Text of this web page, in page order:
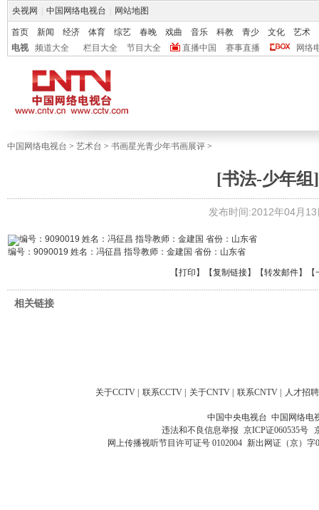
央视网 中国网络电视台 网站地图
首页 新闻 经济 体育 综艺 春晚 戏曲 音乐 科教 青少 文化
艺术
电视
频道大全 栏目大全 节目大全 直播中国 赛事直播 网络
中国网络电视台 > 艺术台 > 书画星光青少年书画展评 >
[书法-少年组
发布时间:2012年04月
编号：9090019 姓名：冯征昌 指导教师：金建国 省份：山东省
【打印 】【复制链接】【转发邮件】
相关链接
关于CCTV 联系CCTV 关于CNTV 联系CNTV 人才招聘
中国中央电视台 中国网络电
违法和不良信息举报 京ICP证060535号
网上传播视听节目许可证号 0102004 新出网证（京）